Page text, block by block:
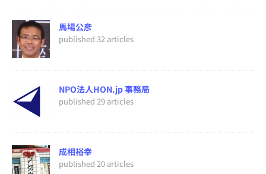
馬場公彦
published 32 articles
NPO法人HON.jp 事務局
published 29 articles
成相裕幸
published 20 articles